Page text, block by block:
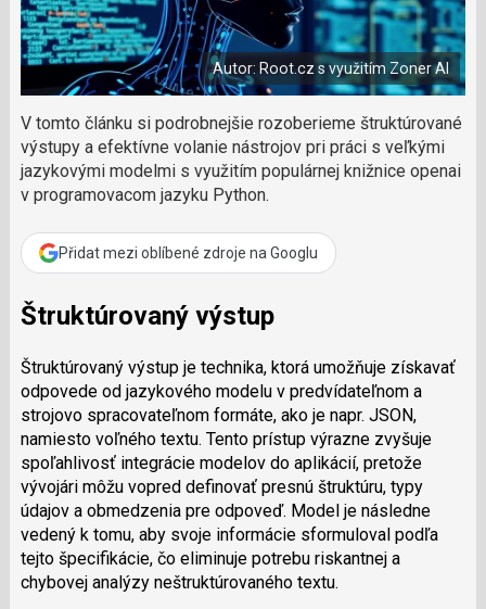
č
á
n
e
k
o
d
a
k
c
i
a
c
e
b
o
o
u
í
t
i
X
Autor: Root.cz s využitím Zoner AI
V tomto článku si podrobnejšie rozoberieme štruktúrované
výstupy a efektívne volanie nástrojov pri práci s veľkými
jazykovými modelmi s využitím populárnej knižnice openai
v programovacom jazyku Python.
Přidat mezi oblíbené zdroje na Googlu
Štruktúrovaný výstup
Štruktúrovaný výstup je technika, ktorá umožňuje získavať
odpovede od jazykového modelu v predvídateľnom a
strojovo spracovateľnom formáte, ako je napr. JSON,
namiesto voľného textu. Tento prístup výrazne zvyšuje
spoľahlivosť integrácie modelov do aplikácií, pretože
vývojári môžu vopred definovať presnú štruktúru, typy
údajov a obmedzenia pre odpoveď. Model je následne
vedený k tomu, aby svoje informácie sformuloval podľa
tejto špecifikácie, čo eliminuje potrebu riskantnej a
chybovej analýzy neštruktúrovaného textu.